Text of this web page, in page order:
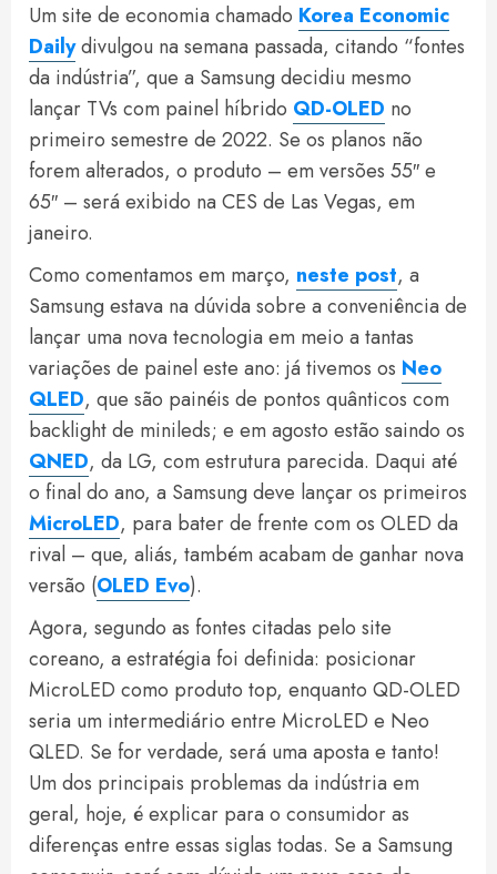
Um site de economia chamado Korea Economic
Dailydivulgou na semana passada, citando “fontes
da indústria”, que a Samsung decidiu mesmo
lançar TVs com painel híbrido QD-OLED no
primeiro semestre de 2022. Se os planos não
forem alterados, o produto – em versões 55″ e
65″ – será exibido na CES de Las Vegas, em
janeiro.
Como comentamos em março, neste post, a
Samsung estava na dúvida sobre a conveniência de
lançar uma nova tecnologia em meio a tantas
variações de painel este ano: já tivemos os Neo
QLED, que são painéis de pontos quânticos com
backlight de minileds; e em agosto estão saindo os
QNED, da LG, com estrutura parecida. Daqui até
o final do ano, a Samsung deve lançar os primeiros
MicroLED, para bater de frente com os OLED da
rival – que, aliás, também acabam de ganhar nova
versão (OLED Evo).
Agora, segundo as fontes citadas pelo site
coreano, a estratégia foi definida: posicionar
MicroLED como produto top, enquanto QD-OLED
seria um intermediário entre MicroLED e Neo
QLED. Se for verdade, será uma aposta e tanto!
Um dos principais problemas da indústria em
geral, hoje, é explicar para o consumidor as
diferenças entre essas siglas todas. Se a Samsung